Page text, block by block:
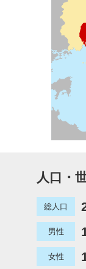
人口・
総人口
男性
女性